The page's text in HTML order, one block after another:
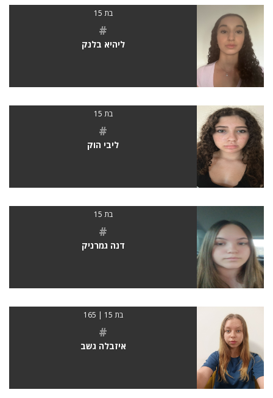
בת 15
#
ליהיא בלנק
בת 15
#
ליבי הוק
בת 15
#
דנה גמרניק
בת 15 | 165
#
איזבלה גשב